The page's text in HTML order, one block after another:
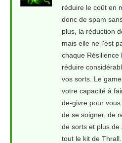
réduire le coût en
donc de spam
plus, la réduction
mais elle ne l'est
chaque Résilience
réduire
vos sorts. Le
votre capacité à
de-givre pour
de se soigner, de
de sorts et plus de
tout le kit de Thrall.